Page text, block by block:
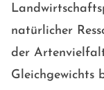
natürlicher
der
Gleichgewichts